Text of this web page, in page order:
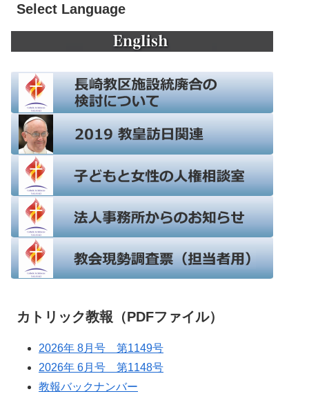
Select Language
カトリック教報（PDFファイル）
2026年 8月号 第1149号
2026年 6月号 第1148号
教報バックナンバー